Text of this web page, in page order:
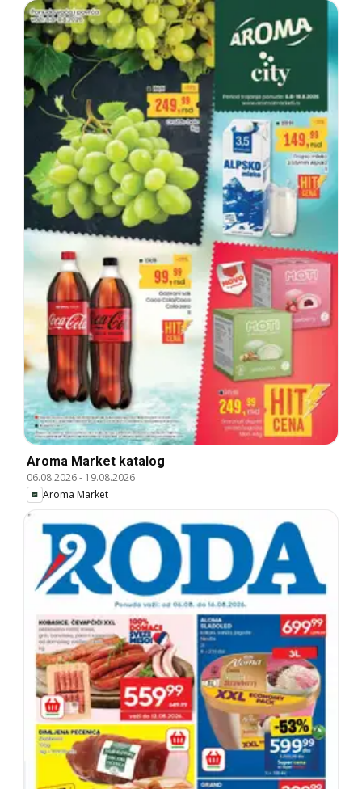
Aroma Market katalog
06.08.2026- 19.08.2026
Aroma Market